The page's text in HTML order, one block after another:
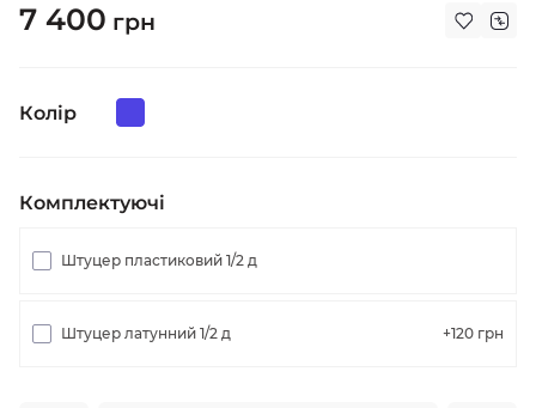
7 400 грн
Колір
Комплектуючі
Штуцер пластиковий 1/2 д
Штуцер латунний 1/2 д +120 грн